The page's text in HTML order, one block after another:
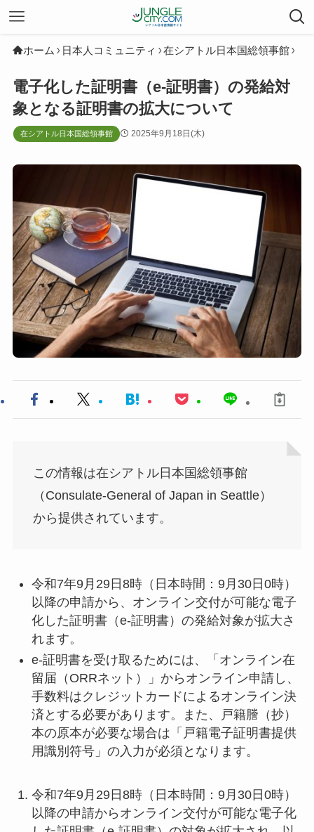
ホーム 日本人コミュニティ 在シアトル日本国総領事館
電子化した証明書（e-証明書）の発給対
象となる証明書の拡大について
在シアトル日本国総領事館 2025年9月18日(木)
この情報は在シアトル日本国総領事館
（Consulate-General of Japan in Seattle）
から提供されています。
令和7年9月29日8時（日本時間：9月30日0時）
以降の申請から、オンライン交付が可能な電子
化した証明書（e-証明書）の発給対象が拡大さ
れます。
e-証明書を受け取るためには、「オンライン在
留届（ORRネット）」からオンライン申請し、
手数料はクレジットカードによるオンライン決
済とする必要があります。また、戸籍謄（抄）
本の原本が必要な場合は「戸籍電子証明書提供
用識別符号」の入力が必須となります。
令和7年9月29日8時（日本時間：9月30日0時）
以降の申請からオンライン交付が可能な電子化